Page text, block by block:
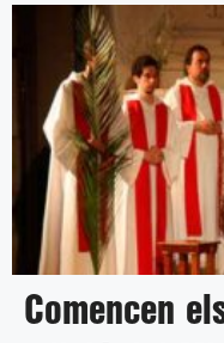
Comencen